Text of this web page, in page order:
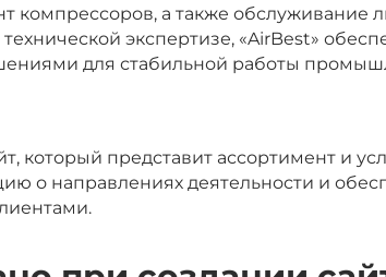
компрессоров, а также обслуживание
экспертизе, «AirBest»
для стабильной работы
который представит ассортимент и
о направлениях деятельности и